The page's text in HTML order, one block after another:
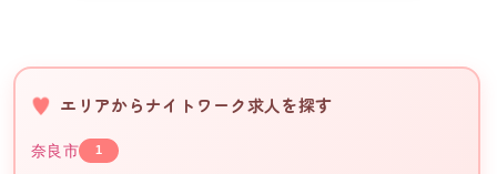
エリアからナイトワーク求人を探す
奈良市 1